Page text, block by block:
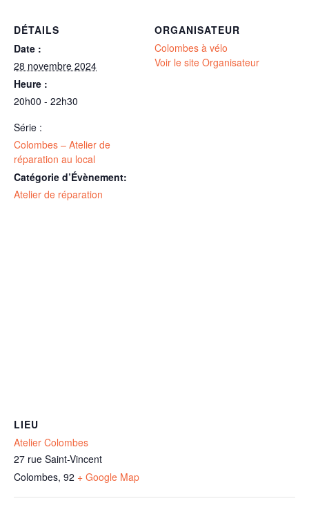
DÉTAILS
Date :
28 novembre 2024
Heure :
20h00 - 22h30
Série :
Colombes – Atelier de
réparation au local
Catégorie d’Évènement:
Atelier de réparation
ORGANISATEUR
Colombes à vélo
Voir le site Organisateur
LIEU
Atelier Colombes
27 rue Saint-Vincent
Colombes, 92 + Google Map